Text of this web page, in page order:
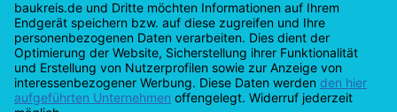
Rechtliches
Informationen